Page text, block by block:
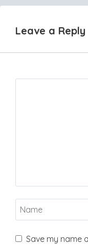
Leave a Reply
Save my name